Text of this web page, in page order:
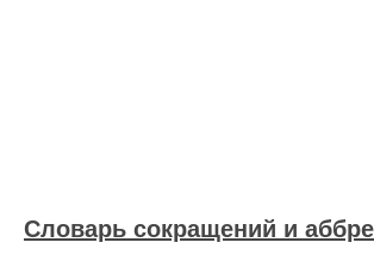
Словарь сокращений и